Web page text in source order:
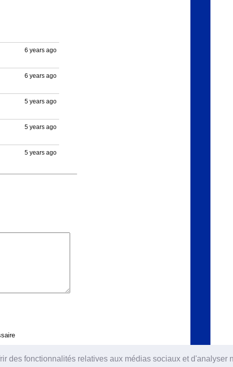
des fonctionnalités relatives aux médias sociaux et d'analyser
6 years ago
6 years ago
5 years ago
5 years ago
5 years ago